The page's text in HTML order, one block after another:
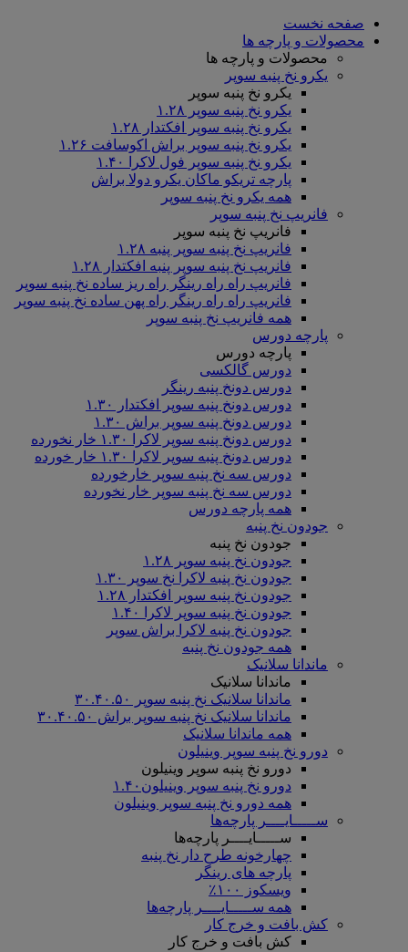
صفحه نخست
محصولات و پارچه ها
محصولات و پارچه ها
یکرو نخ پنبه سوپر
یکرو نخ پنبه سوپر
یکرو نخ پنبه سوپر ۱.۲۸
یکرو نخ پنبه سوپر افکتدار ۱.۲۸
یکرو نخ پنبه سوپر براش اکوسافت ۱.۲۶
یکرو نخ پنبه سوپر فول لاکرا ۱.۴۰
پارچه تریکو ماکان یکرو دولا براش
همه یکرو نخ پنبه سوپر
فانریپ نخ پنبه سوپر
فانریپ نخ پنبه سوپر
فانریپ نخ پنبه سوپر پنبه ۱.۲۸
فانریپ نخ پنبه سوپر پنبه افکتدار ۱.۲۸
فانریپ راه راه رینگر راه ریز ساده نخ پنبه سوپر
فانریپ راه راه رینگر راه پهن ساده نخ پنبه سوپر
همه فانریپ نخ پنبه سوپر
پارچه دورس
پارچه دورس
دورس گالکسی
دورس دونخ پنبه رینگر
دورس دونخ پنبه سوپر افکتدار ۱.۳۰
دورس دونخ پنبه سوپر براش ۱.۳۰
دورس دونخ پنبه سوپر لاکرا ۱.۳۰ خار نخورده
دورس دونخ پنبه سوپر لاکرا ۱.۳۰ خار خورده
دورس سه نخ پنبه سوپر خارخورده
دورس سه نخ پنبه سوپر خار نخورده
همه پارچه دورس
جودون نخ پنبه
جودون نخ پنبه
جودون نخ پنبه سوپر ۱.۲۸
جودون نخ پنبه لاکرا نخ سوپر ۱.۳۰
جودون نخ پنبه سوپر افکتدار ۱.۲۸
جودون نخ پنبه سوپر لاکرا ۱.۴۰
جودون نخ پنبه لاکرا براش سوپر
همه جودون نخ پنبه
ماندانا سلانیک
ماندانا سلانیک
ماندانا سلانیک نخ پنبه سوپر ۳۰.۴۰.۵۰
ماندانا سلانیک نخ پنبه سوپر براش ۳۰.۴۰.۵۰
همه ماندانا سلانیک
دورو نخ پنبه سوپر وینیلون
دورو نخ پنبه سوپر وینیلون
دورو نخ پنبه سوپر وینیلون۱.۴۰
همه دورو نخ پنبه سوپر وینیلون
ســـــایــــر پارچه‌ها
ســـــایــــر پارچه‌ها
چهارخونه طرح دار نخ پنبه
پارچه های رینگر
ویسکوز ۱۰۰٪
همه ســـــایــــر پارچه‌ها
کش بافت و خرج کار
کش بافت و خرج کار